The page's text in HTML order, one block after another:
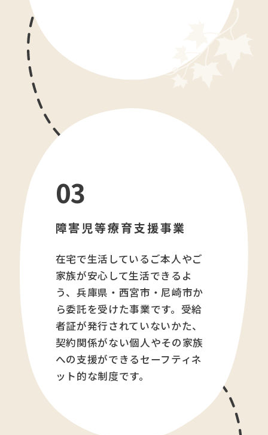
03
障害児等療育支援事業
在宅で生活しているご本人やご
家族が安心して生活できるよ
う、兵庫県・西宮市・尼崎市か
ら委託を受けた事業です。受給
者証が発行されていないかた、
契約関係がない個人やその家族
への支援ができるセーフティネ
ット的な制度です。